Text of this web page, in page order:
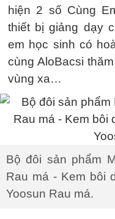
hiện 2 số Cùng
thiết bị giảng dạy
em học sinh có
cùng AloBacsi
vùng xa…
Bộ đôi sản phẩm
Rau má - Kem bôi
Yoosun Rau má.